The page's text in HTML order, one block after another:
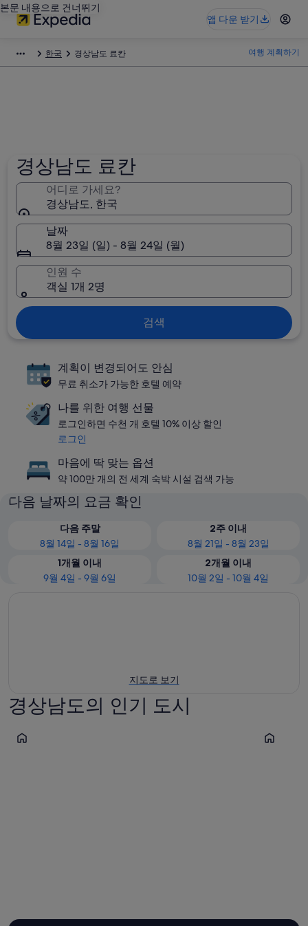
본문 내용으로 건너뛰기
앱 다운 받기
한국 경상남도 료칸 여행 계획하기
경상남도 료칸
어디로 가세요?
경상남도, 한국
날짜
8월 23일 (일) - 8월 24일 (월)
인원 수
객실 1개 2명
검색
계획이 변경되어도 안심
무료 취소가 가능한 호텔 예약
나를 위한 여행 선물
로그인하면 수천 개 호텔 10% 이상 할인
로그인
마음에 딱 맞는 옵션
약 100만 개의 전 세계 숙박 시설 검색 가능
다음 날짜의 요금 확인
다음 주말
8월 14일 - 8월 16일
2주 이내
8월 21일 - 8월 23일
1개월 이내
9월 4일 - 9월 6일
2개월 이내
10월 2일 - 10월 4일
지도로 보기
경상남도의 인기 도시
남해 창원